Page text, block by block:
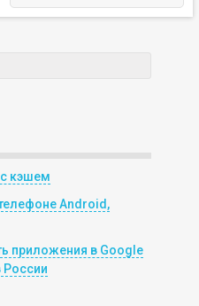
с кэшем
Android,
приложения в Google
России